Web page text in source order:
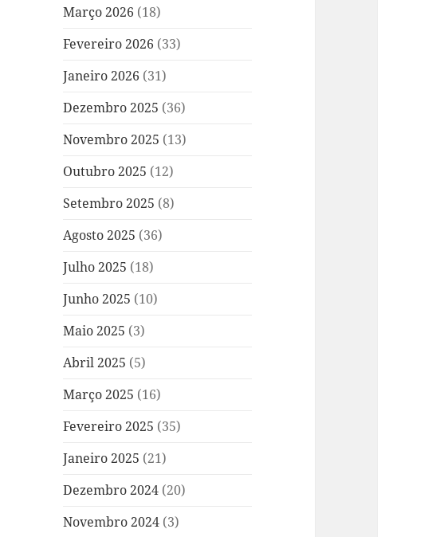
Março 2026 (18)
Fevereiro 2026 (33)
Janeiro 2026 (31)
Dezembro 2025 (36)
Novembro 2025 (13)
Outubro 2025 (12)
Setembro 2025 (8)
Agosto 2025 (36)
Julho 2025 (18)
Junho 2025 (10)
Maio 2025 (3)
Abril 2025 (5)
Março 2025 (16)
Fevereiro 2025 (35)
Janeiro 2025 (21)
Dezembro 2024 (20)
Novembro 2024 (3)